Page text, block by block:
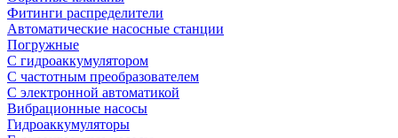
Фитинги распределители
Автоматические насосные станции
Погружные
С гидроаккумулятором
С частотным преобразователем
С электронной автоматикой
Вибрационные насосы
Гидроаккумуляторы